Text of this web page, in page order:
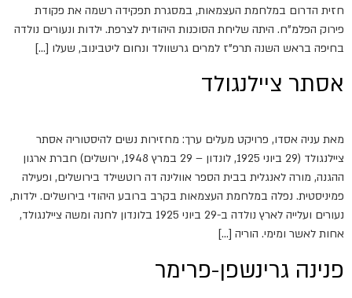
חזית הדרום במלחמת העצמאות, במסגרת תפקידה רשמה את פקודת
פירוק הפלמ"ח. היתה שליחת הסוכנות היהודית לצרפת. ילדות ונעורים נולדה
בחיפה בראש השנה תרפ"ז למרים גרשוולד ונחום ליטבינוב, שעלו […]
אסתר ציילנגולד
מאת עניה אסדו, פרויקט מעלים ערך: מחזירות נשים להיסטוריה אסתר
ציילנגולד (29 ביוני 1925, לונדון – 29 במרץ 1948, ירושלים) חברת ארגון
ההגנה, מורה לאנגלית בבית הספר אוולינה דה רוטשילד בירושלים, ופעילה
פמיניסטית. נפלה במלחמת העצמאות בקרב ברובע היהודי בירושלים. ילדות,
נעורים ועלייה לארץ נולדה ב-29 ביוני 1925 בלונדון לחנה ומשה ציילנגולד,
אחות לאשר ומימי. הוריה […]
פנינה גרינשפן-פרימר